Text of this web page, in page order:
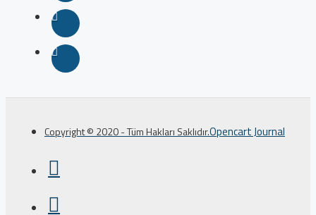
Copyright © 2020 - Tüm Hakları Saklıdır.Opencart Journal